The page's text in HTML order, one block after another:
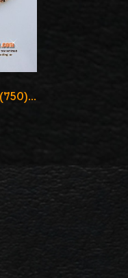
สร้อยคอทองอิตาลี 18K (750) ชุบ 3 สี แกะลายสวยรุ่นใหม่ ลายละเอียดเงาวิบวับค่ะ